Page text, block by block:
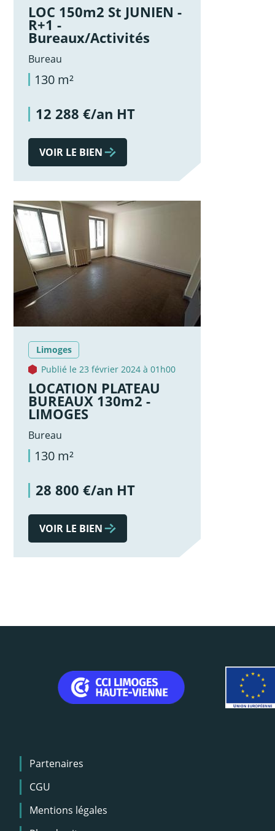
LOC 150m2 St JUNIEN -
R+1 -
Bureaux/Activités
Bureau
130 m²
12 288 €/an HT
VOIR LE BIEN
Limoges
Publié le 23 février 2024 à 01h00
LOCATION PLATEAU
BUREAUX 130m2 -
LIMOGES
Bureau
130 m²
28 800 €/an HT
VOIR LE BIEN
Menu
Pied
de
page
Partenaires
CGU
Mentions légales